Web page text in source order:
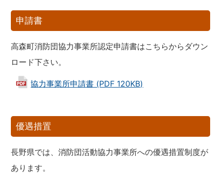
申請書
高森町消防団協力事業所認定申請書はこちらからダウン
ロード下さい。
協力事業所申請書 (PDF 120KB)
優遇措置
長野県では、消防団活動協力事業所への優遇措置制度が
あります。